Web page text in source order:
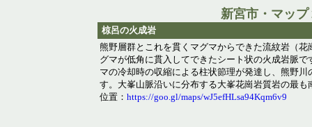
新宮市・マッ
椋呂の火成岩
熊野層群とこれを貫くマグマからできた流紋岩（
グマが低角に貫入してできたシート状の火成岩脈
マの冷却時の収縮による柱状節理が発達し、熊野
す。大峯山脈沿いに分布する大峯花崗岩質岩の最も
位置： https://goo.gl/maps/wJ5efHLsa94Kqm6v9